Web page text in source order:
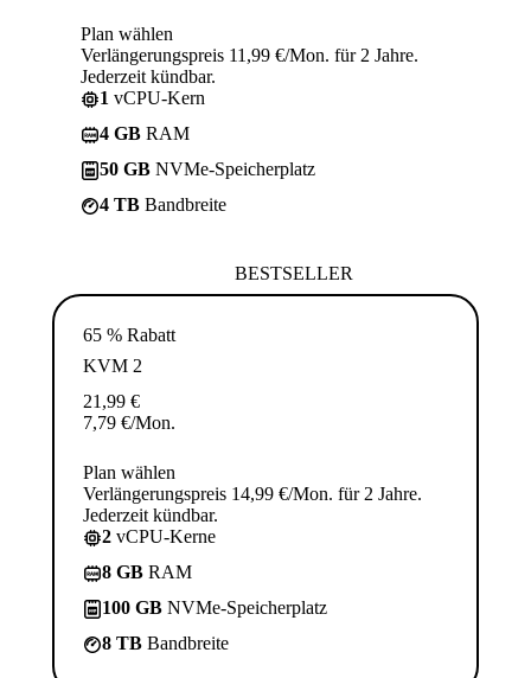
Plan wählen
Verlängerungspreis 11,99 €/Mon. für 2 Jahre.
Jederzeit kündbar.
1 vCPU-Kern
4 GB RAM
50 GB NVMe-Speicherplatz
4 TB Bandbreite
BESTSELLER
65 % Rabatt
KVM 2
21,99 €
7,79 €/Mon.
Plan wählen
Verlängerungspreis 14,99 €/Mon. für 2 Jahre.
Jederzeit kündbar.
2 vCPU-Kerne
8 GB RAM
100 GB NVMe-Speicherplatz
8 TB Bandbreite